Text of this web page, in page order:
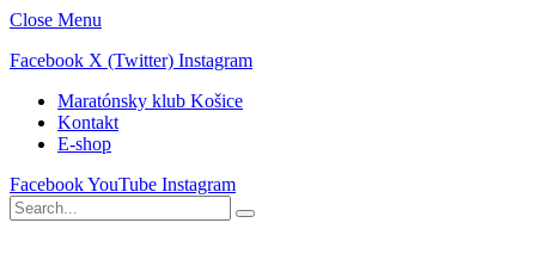
Close Menu
Facebook X (Twitter) Instagram
Maratónsky klub Košice
Kontakt
E-shop
FacebookYouTube Instagram